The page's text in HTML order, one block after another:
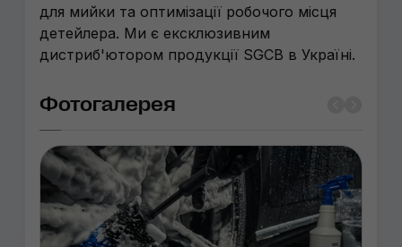
для мийки та оптимізації робочого місця
детейлера. Ми є ексклюзивним
дистриб'ютором продукції SGCB в Україні.
Фотогалерея